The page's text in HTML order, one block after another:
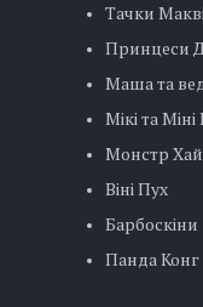
Тачки
Принцеси
Маша та
Мікі та
Монстр
Віні Пух
Барбоскіни
Панда